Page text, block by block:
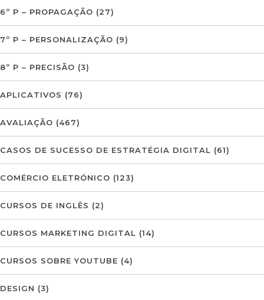
6º P – PROPAGAÇÃO (27)
7º P – PERSONALIZAÇÃO (9)
8º P – PRECISÃO (3)
APLICATIVOS (76)
AVALIAÇÃO (467)
CASOS DE SUCESSO DE ESTRATÉGIA DIGITAL (61)
COMÉRCIO ELETRÓNICO (123)
CURSOS DE INGLÊS (2)
CURSOS MARKETING DIGITAL (14)
CURSOS SOBRE YOUTUBE (4)
DESIGN (3)